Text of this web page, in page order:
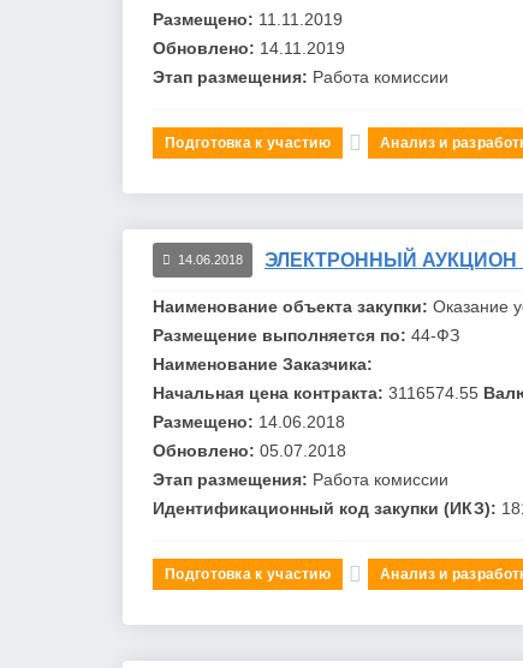
Размещено: 11.11.2019
Обновлено: 14.11.2019
Этап размещения: Работа комиссии
Подготовка к участию Анализ и
14.06.2018 ЭЛЕКТРОННЫЙ АУКЦИОН
Наименование объекта закупки: Оказание
Размещение выполняется по: 44-ФЗ
Наименование Заказчика:
Начальная цена контракта: 3116574.55
Размещено: 14.06.2018
Обновлено: 05.07.2018
Этап размещения: Работа комиссии
Идентификационный код закупки (ИКЗ):
Подготовка к участию Анализ и